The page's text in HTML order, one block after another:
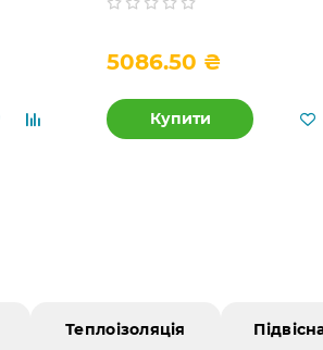
5086.50 ₴
Купити
Теплоізоляція